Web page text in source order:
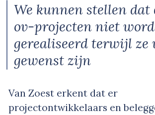
We kunnen stellen dat
ov-projecten niet
gerealiseerd terwijl ze
gewenst zijn
Van Zoest erkent dat er
projectontwikkelaars en